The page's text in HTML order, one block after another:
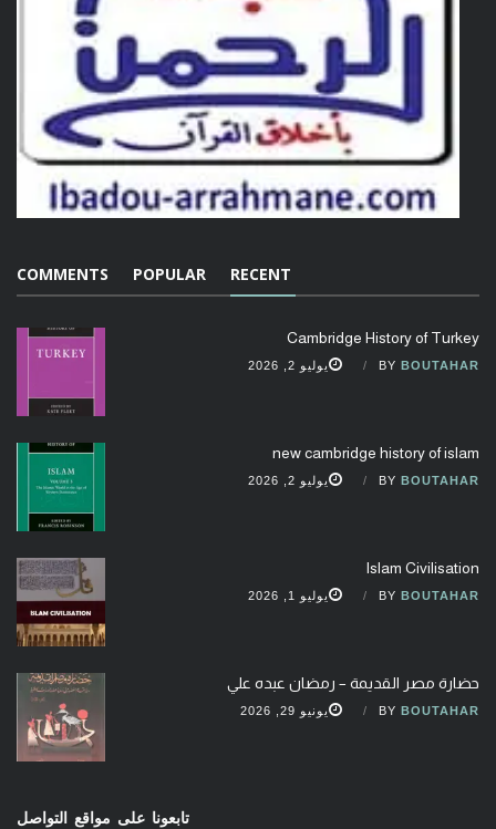
RECENT
POPULAR
COMMENTS
Cambridge History of Turkey
BY BOUTAHAR يوليو 2, 2026
new cambridge history of islam
BY BOUTAHAR يوليو 2, 2026
Islam Civilisation
BY BOUTAHAR يوليو 1, 2026
حضارة مصر القديمة – رمضان عبده علي
BY BOUTAHAR يونيو 29, 2026
تابعونا على مواقع التواصل